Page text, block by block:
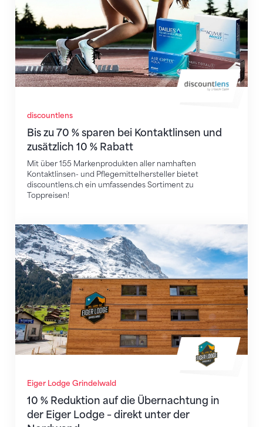
discountlens
Bis zu 70 % sparen bei Kontaktlinsen und
zusätzlich 10 % Rabatt
Mit über 155 Markenprodukten aller namhaften
Kontaktlinsen- und Pflegemittelhersteller bietet
discountlens.ch ein umfassendes Sortiment zu
Toppreisen!
Eiger Lodge Grindelwald
10 % Reduktion auf die Übernachtung in
der Eiger Lodge – direkt unter der
10 % Reduktion auf die Übernachtung in der Eiger